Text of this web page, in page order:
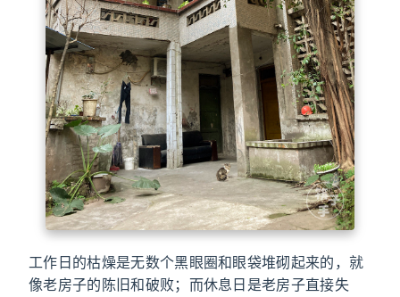
工作日的枯燥是无数个黑眼圈和眼袋堆砌起来的，就
像老房子的陈旧和破败；而休息日是老房子直接失